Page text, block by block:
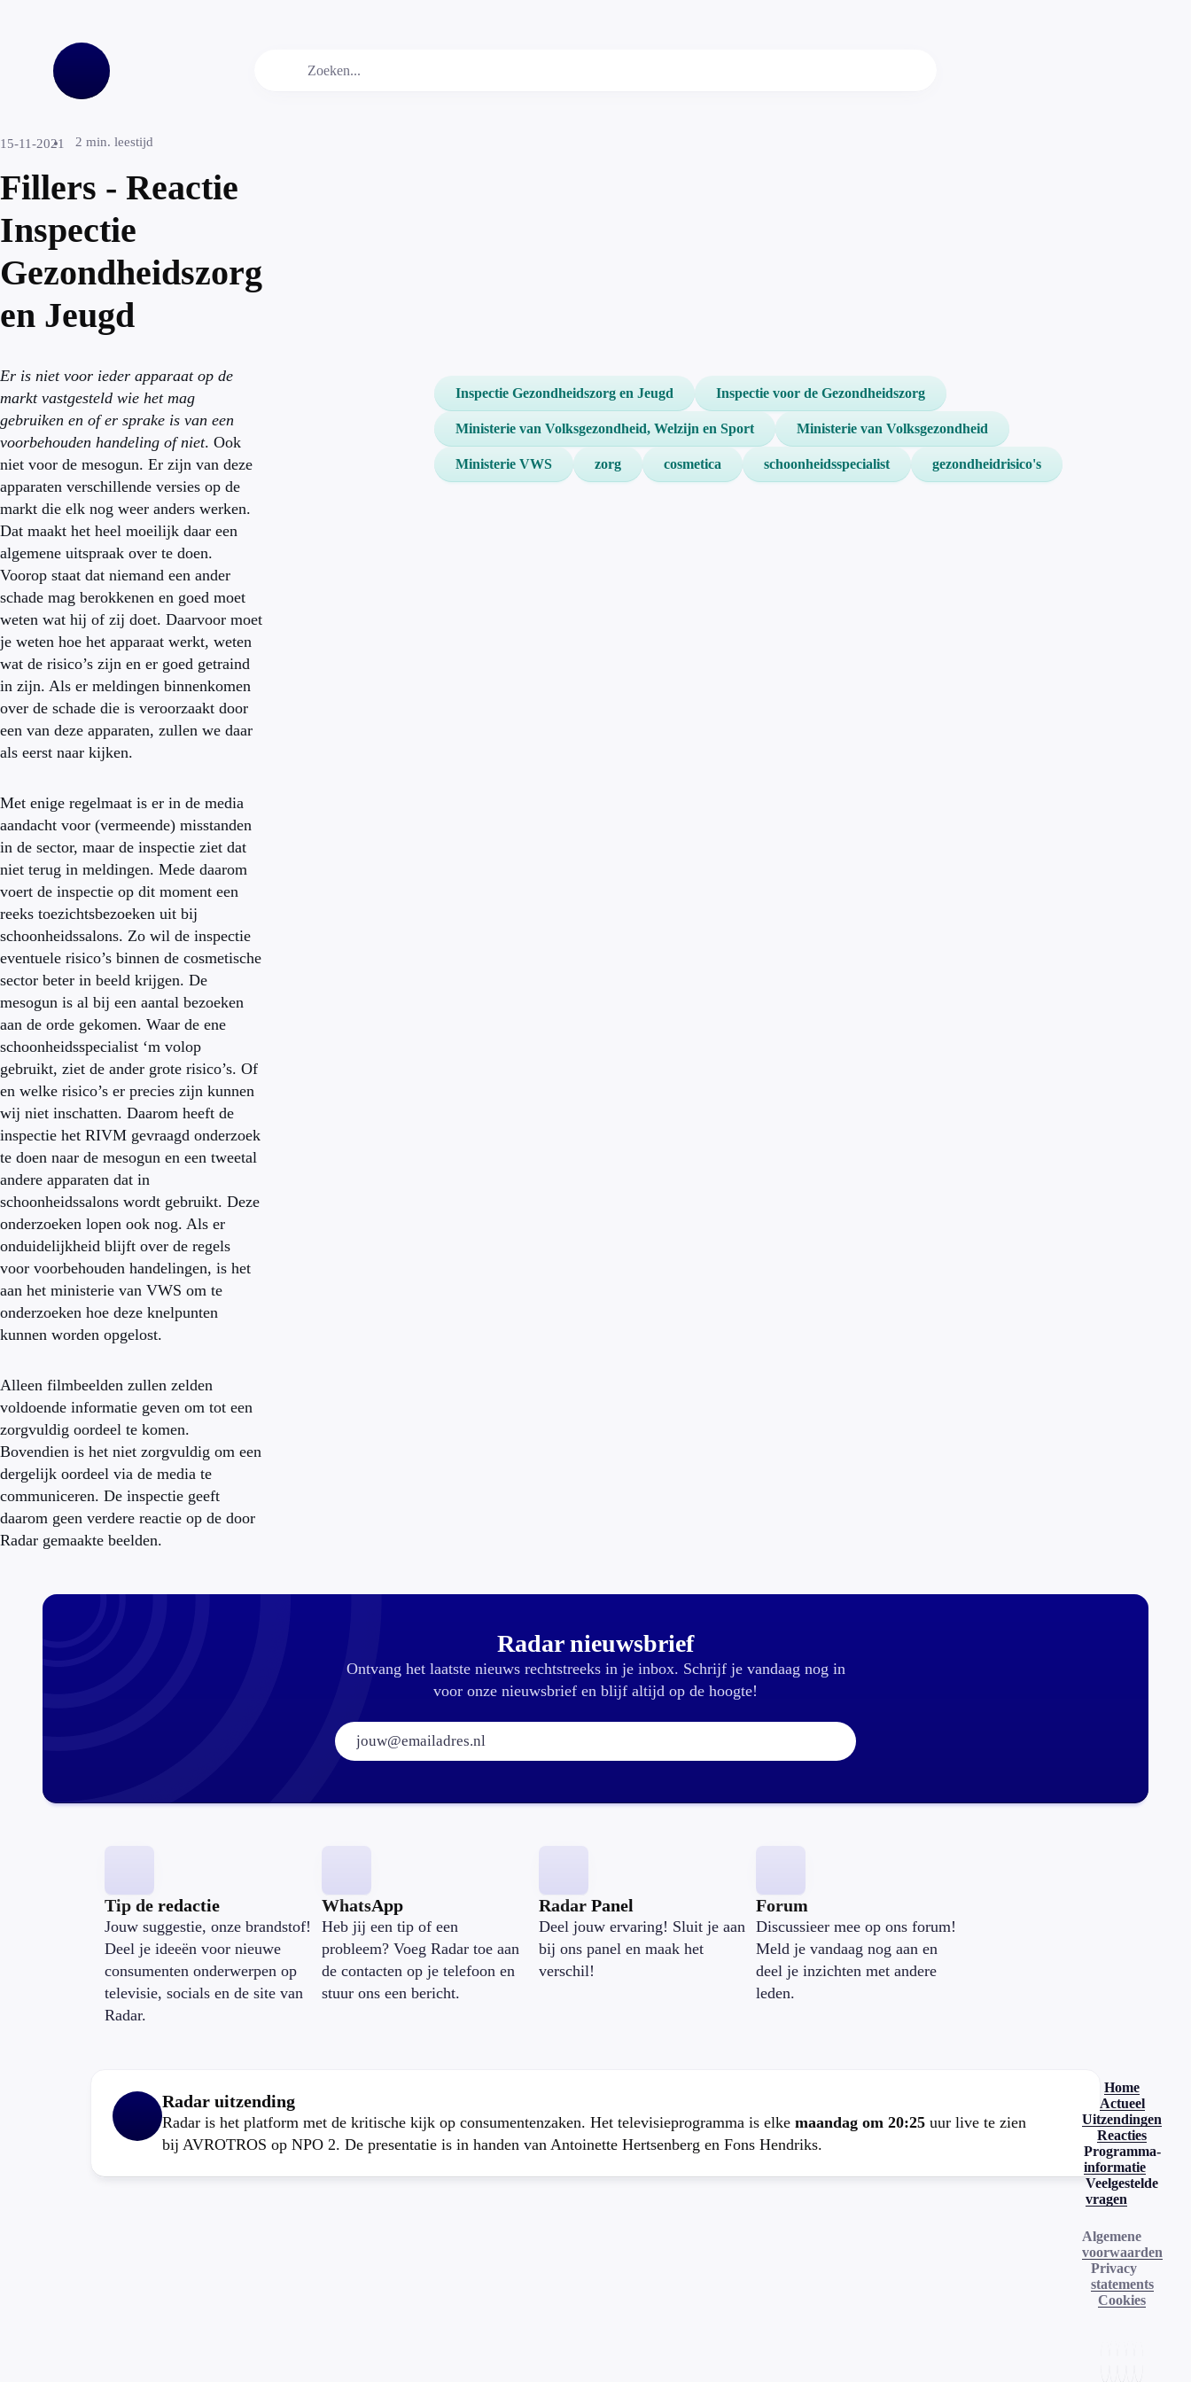
15-11-2021 2 min. leestijd
Fillers - Reactie
Inspectie
Gezondheidszorg
en Jeugd
Er is niet voor ieder apparaat op de
markt vastgesteld wie het mag
gebruiken en of er sprake is van een
voorbehouden handeling of niet. Ook
niet voor de mesogun. Er zijn van deze
apparaten verschillende versies op de
markt die elk nog weer anders werken.
Dat maakt het heel moeilijk daar een
algemene uitspraak over te doen.
Voorop staat dat niemand een ander
schade mag berokkenen en goed moet
weten wat hij of zij doet. Daarvoor moet
je weten hoe het apparaat werkt, weten
wat de risico’s zijn en er goed getraind
in zijn. Als er meldingen binnenkomen
over de schade die is veroorzaakt door
een van deze apparaten, zullen we daar
als eerst naar kijken.
Met enige regelmaat is er in de media
aandacht voor (vermeende) misstanden
in de sector, maar de inspectie ziet dat
niet terug in meldingen. Mede daarom
voert de inspectie op dit moment een
reeks toezichtsbezoeken uit bij
schoonheidssalons. Zo wil de inspectie
eventuele risico’s binnen de cosmetische
sector beter in beeld krijgen. De
mesogun is al bij een aantal bezoeken
aan de orde gekomen. Waar de ene
schoonheidsspecialist ‘m volop
gebruikt, ziet de ander grote risico’s. Of
en welke risico’s er precies zijn kunnen
wij niet inschatten. Daarom heeft de
inspectie het RIVM gevraagd onderzoek
te doen naar de mesogun en een tweetal
andere apparaten dat in
schoonheidssalons wordt gebruikt. Deze
onderzoeken lopen ook nog. Als er
onduidelijkheid blijft over de regels
voor voorbehouden handelingen, is het
aan het ministerie van VWS om te
onderzoeken hoe deze knelpunten
kunnen worden opgelost.
Alleen filmbeelden zullen zelden
voldoende informatie geven om tot een
zorgvuldig oordeel te komen.
Bovendien is het niet zorgvuldig om een
dergelijk oordeel via de media te
communiceren. De inspectie geeft
daarom geen verdere reactie op de door
Radar gemaakte beelden.
Inspectie Gezondheidszorg en Jeugd Inspectie voor de Gezondheidszorg
Ministerie van Volksgezondheid, Welzijn en Sport Ministerie van Volksgezondheid
Ministerie VWS zorg cosmetica schoonheidsspecialist gezondheidrisico's
Radar nieuwsbrief
Ontvang het laatste nieuws rechtstreeks in je inbox. Schrijf je vandaag nog in
voor onze nieuwsbrief en blijf altijd op de hoogte!
E-mailadres:
Tip de redactie
Jouw suggestie, onze brandstof!
Deel je ideeën voor nieuwe
consumenten onderwerpen op
televisie, socials en de site van
Radar.
WhatsApp
Heb jij een tip of een
probleem? Voeg Radar toe aan
de contacten op je telefoon en
stuur ons een bericht.
Radar Panel
Deel jouw ervaring! Sluit je aan
bij ons panel en maak het
verschil!
Forum
Discussieer mee op ons forum!
Meld je vandaag nog aan en
deel je inzichten met andere
leden.
Radar uitzending
Radar is het platform met de kritische kijk op consumentenzaken. Het televisieprogramma is elke maandag om 20:25 uur live te zien
bij AVROTROS op NPO 2. De presentatie is in handen van Antoinette Hertsenberg en Fons Hendriks.
Home
Actueel
Uitzendingen
Reacties
Programma-
informatie
Veelgestelde
vragen
Algemene
voorwaarden
Privacy
statements
Cookies